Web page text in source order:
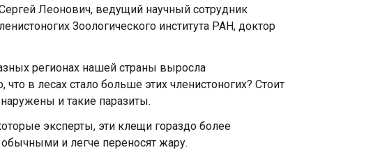
Леонович, ведущий научный сотрудник
Зоологического института РАН, доктор
регионах нашей страны выросла
в лесах стало больше этих членистоногих? Стоит
и такие паразиты.
эксперты, эти клещи гораздо более
и легче переносят жару.